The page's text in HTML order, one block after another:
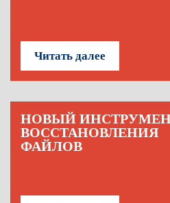
Читать далее
НОВЫЙ
ВОССТАНОВЛЕНИЯ
ФАЙЛОВ